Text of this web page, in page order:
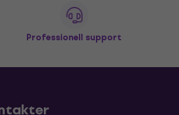
Professionell support